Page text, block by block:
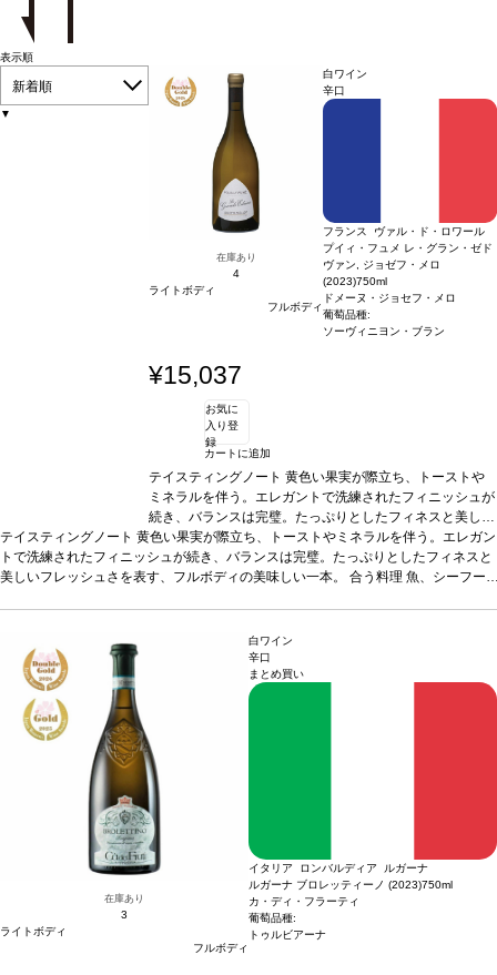
表示順
新着順
▼
在庫あり
4
ライトボディ
フルボディ
白ワイン
辛口
フランス ヴァル・ド・ロワール
プイィ・フュメ レ・グラン・ゼド
ヴァン, ジョゼフ・メロ
(2023)750ml
ドメーヌ・ジョセフ・メロ
葡萄品種:
ソーヴィニヨン・ブラン
¥15,037
お気に
入り登
録
カートに追加
テイスティングノート黄色い果実が際立ち、トーストや
ミネラルを伴う。エレガントで洗練されたフィニッシュが
続き、バランスは完璧。たっぷりとしたフィネスと美しい
フレッシュさを表す、フルボディの美味しい一本。合う
料理魚、シーフード、白身肉などと好相性葡萄品種ソー
ヴィニヨン・ブラン認証HVE3
*本ヴィンテージが在庫切
テイスティングノート 黄色い果実が際立ち、トーストやミネラルを伴う。エレガン
トで洗練されたフィニッシュが続き、バランスは完璧。たっぷりとしたフィネスと
美しいフレッシュさを表す、フルボディの美味しい一本。 合う料理 魚、シーフー
在庫あり
3
ライトボディ
フルボディ
白ワイン
辛口
まとめ買い
イタリア ロンバルディア ルガーナ
ルガーナ ブロレッティーノ (2023)750ml
カ・ディ・フラーティ
葡萄品種:
トゥルビアーナ